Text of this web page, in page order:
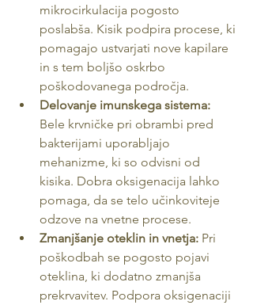
mikrocirkulacija pogosto
poslabša. Kisik podpira procese, ki
pomagajo ustvarjati nove kapilare
in s tem boljšo oskrbo
poškodovanega področja.
Delovanje imunskega sistema:
Bele krvničke pri obrambi pred
bakterijami uporabljajo
mehanizme, ki so odvisni od
kisika. Dobra oksigenacija lahko
pomaga, da se telo učinkoviteje
odzove na vnetne procese.
Zmanjšanje oteklin in vnetja: Pri
poškodbah se pogosto pojavi
oteklina, ki dodatno zmanjša
prekrvavitev. Podpora oksigenaciji